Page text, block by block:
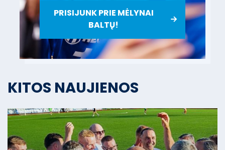
PRISIJUNK PRIE MĖLYNAI
BALTŲ!
KITOS NAUJIENOS